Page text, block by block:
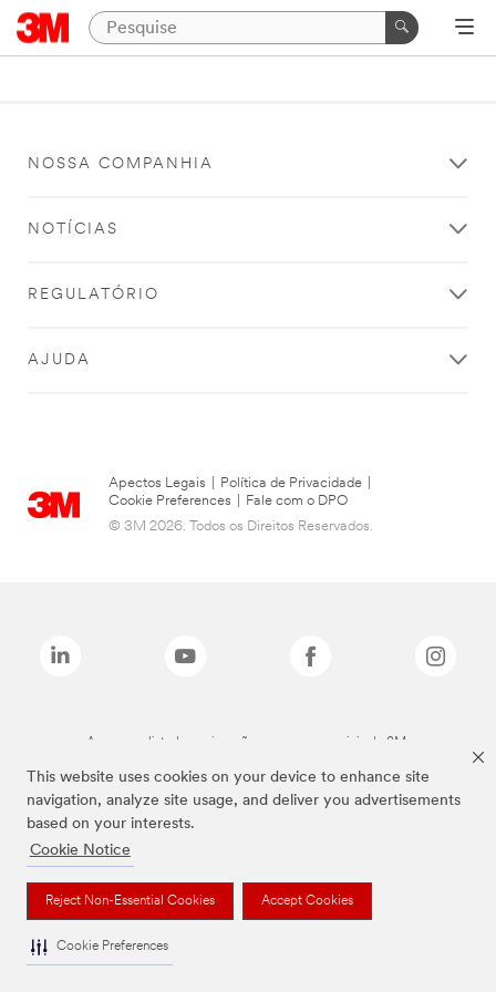
This website uses cookies on your device to enhance site
navigation, analyze site usage, and deliver you advertisements
based on your interests.
Cookie Notice
Reject Non-Essential Cookies Accept Cookies
Cookie Preferences
NOSSA COMPANHIA
NOTÍCIAS
REGULATÓRIO
AJUDA
Apectos Legais Política de Privacidade
Cookie Preferences
Fale com o DPO
© 3M 2026. Todos os Direitos Reservados.
As marcas listadas a cima são marcas comerciais da 3M.